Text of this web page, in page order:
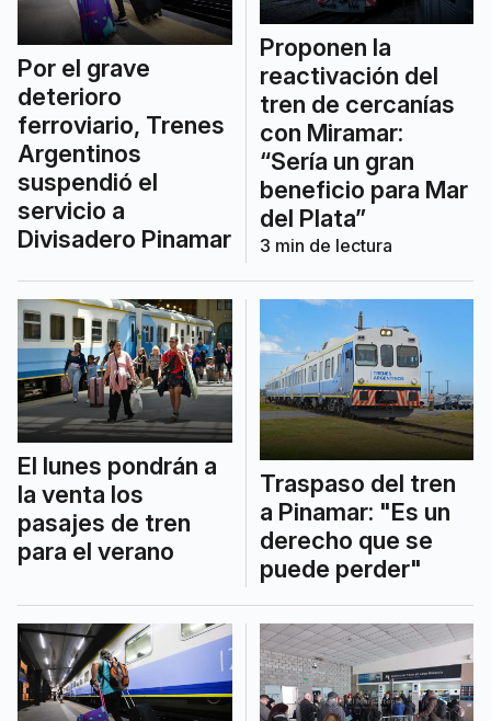
Por el grave
deterioro
ferroviario, Trenes
Argentinos
suspendió el
servicio a
Divisadero Pinamar
Proponen la
reactivación del
tren de cercanías
con Miramar:
“Sería un gran
beneficio para Mar
del Plata”
3 min de lectura
El lunes pondrán a
la venta los
pasajes de tren
para el verano
Traspaso del tren
a Pinamar: "Es un
derecho que se
puede perder"